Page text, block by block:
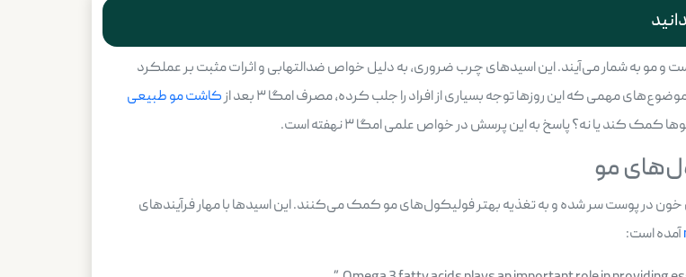
بدن، پوست و مو به شمار می‌آیند. این اسیدهای چرب ضروری، به دلیل خواص ضدالتهابی و اثرات مثبت بر عملکرد
مهمی که این روزها توجه بسیاری از افراد را جلب کرده، مصرف امگا ۳ بعد از
کاشت مو طبیعی
کند یا نه؟ پاسخ به این پرسش در خواص علمی امگا ۳ نهفته است.
که اسیدهای چرب امگا ۳ باعث بهبود گردش خون در پوست سر شده و به تغذیه بهتر فولیکول‌های مو کمک می‌کنند. این اسیدها با مهار فرآیندهای
آمده است: